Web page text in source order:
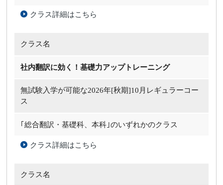
クラス詳細はこちら
クラス名
社内翻訳に効く！基礎力アップトレーニング
無試験入学が可能な2026年[秋期]10月レギュラーコー
ス
｢総合翻訳・基礎科、本科｣のいずれかのクラス
クラス詳細はこちら
クラス名